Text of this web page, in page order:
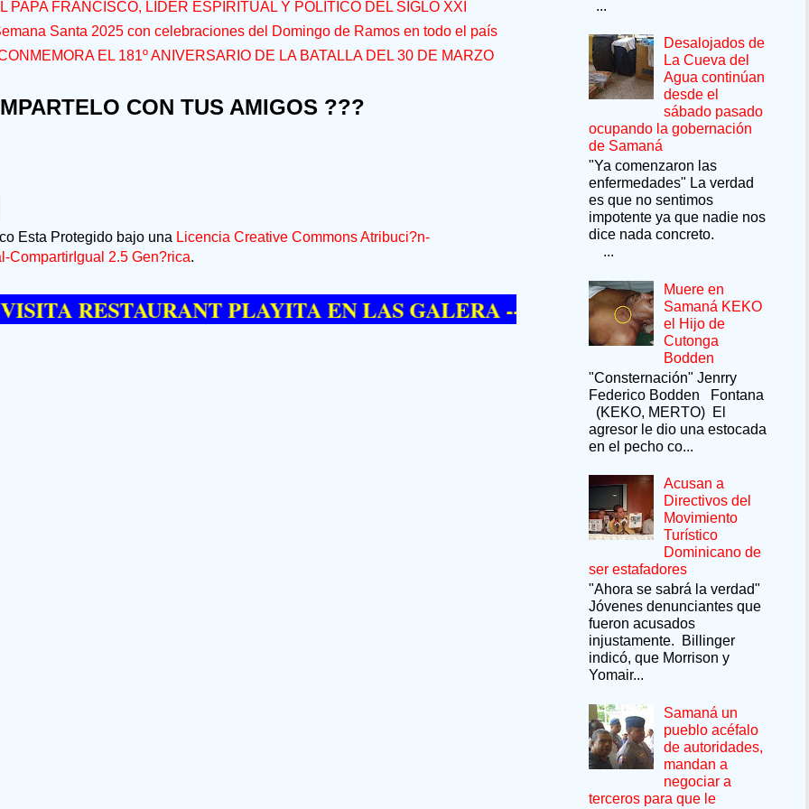
PAPA FRANCISCO, LÍDER ESPIRITUAL Y POLÍTICO DEL SIGLO XXI
Santa 2025 con celebraciones del Domingo de Ramos en todo el país
EL 181º ANIVERSARIO DE LA BATALLA DEL 30 DE MARZO
CON TUS AMIGOS ???
Esta Protegido bajo una Licencia Creative Commons Atribuci?n-
CompartirIgual 2.5 Gen?rica.
PLAYITA EN LAS GALERA --SÍ QUIERE PASAR UN
...
Desalojados de
La Cueva del
Agua continúan
desde el
sábado pasado
ocupando la gobernación
de Samaná
"Ya comenzaron las
enfermedades" La verdad
es que no sentimos
impotente ya que nadie nos
dice nada concreto.
...
Muere en
Samaná KEKO
el Hijo de
Cutonga
Bodden
"Consternación" Jenrry
Federico Bodden Fontana
(KEKO, MERTO) El
agresor le dio una estocada
en el pecho co...
Acusan a
Directivos del
Movimiento
Turístico
Dominicano de
ser estafadores
"Ahora se sabrá la verdad"
Jóvenes denunciantes que
fueron acusados
injustamente. Billinger
indicó, que Morrison y
Yomair...
Samaná un
pueblo acéfalo
de autoridades,
mandan a
negociar a
terceros para que le